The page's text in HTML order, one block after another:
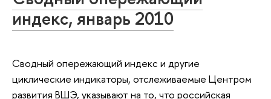
индекс, январь 2010
Сводный опережающий индекс и другие
циклические индикаторы, отслеживаемые Центром
развития ВШЭ, указывают на то, что российская